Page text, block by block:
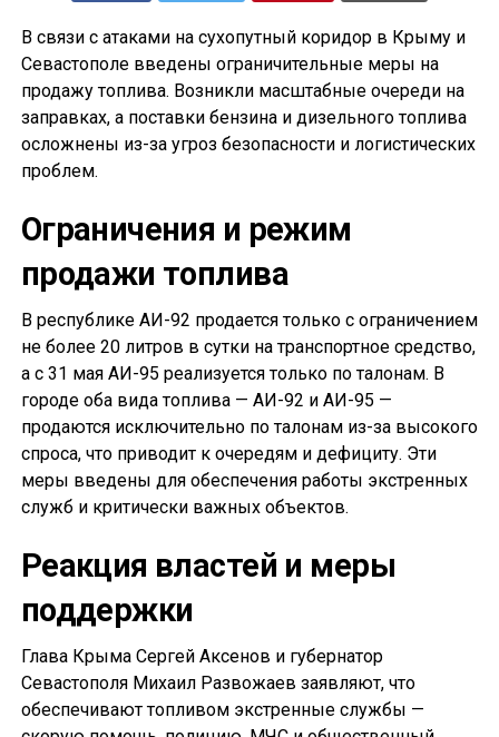
В связи с атаками на сухопутный коридор в Крыму и
Севастополе введены ограничительные меры на
продажу топлива. Возникли масштабные очереди на
заправках, а поставки бензина и дизельного топлива
осложнены из-за угроз безопасности и логистических
проблем.
Ограничения и режим
продажи топлива
В республике АИ-92 продается только с ограничением
не более 20 литров в сутки на транспортное средство,
а с 31 мая АИ-95 реализуется только по талонам. В
городе оба вида топлива — АИ-92 и АИ-95 —
продаются исключительно по талонам из-за высокого
спроса, что приводит к очередям и дефициту. Эти
меры введены для обеспечения работы экстренных
служб и критически важных объектов.
Реакция властей и меры
поддержки
Глава Крыма Сергей Аксенов и губернатор
Севастополя Михаил Развожаев заявляют, что
обеспечивают топливом экстренные службы —